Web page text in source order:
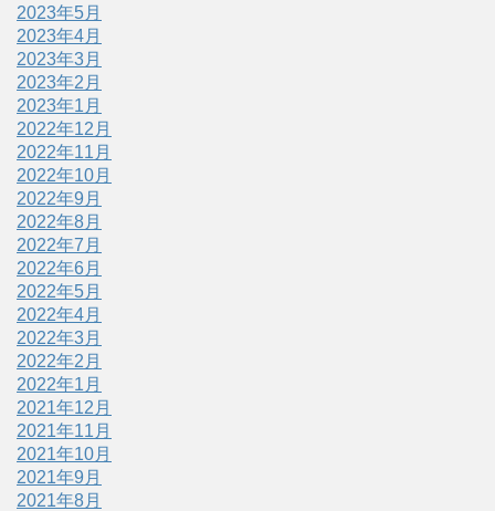
2023年5月
2023年4月
2023年3月
2023年2月
2023年1月
2022年12月
2022年11月
2022年10月
2022年9月
2022年8月
2022年7月
2022年6月
2022年5月
2022年4月
2022年3月
2022年2月
2022年1月
2021年12月
2021年11月
2021年10月
2021年9月
2021年8月